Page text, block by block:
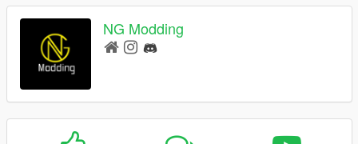
NG Modding